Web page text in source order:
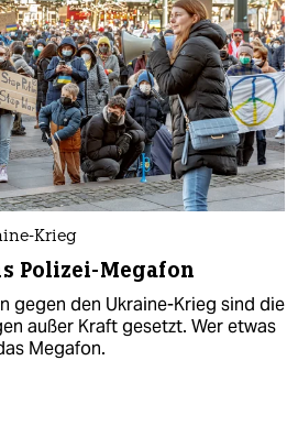
Krieg
Polizei-Megafon
gegen den Ukraine-Krieg sind die
außer Kraft gesetzt. Wer etwas
Megafon.